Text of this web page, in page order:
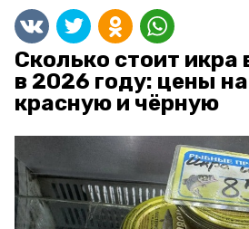
Сколько стоит икра
в 2026 году: цены
красную и чёрную